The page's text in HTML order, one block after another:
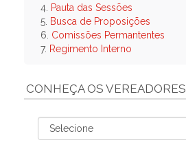
4. Pauta das Sessões
5. Busca de Proposições
6. Comissões Permantentes
7. Regimento Interno
CONHEÇA OS VEREADORES